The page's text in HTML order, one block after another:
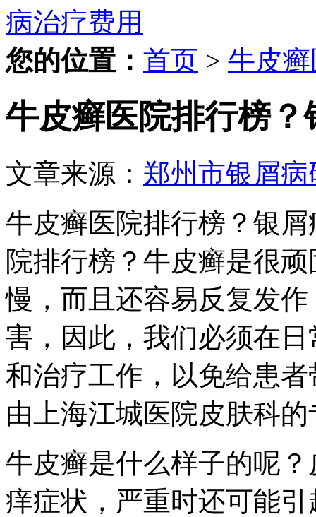
病治疗费用
您的位置： 首页 > 牛皮
牛皮癣医院排行榜
文章来源： 郑州市银屑病
牛皮癣医院排行榜？银
院排行榜？牛皮癣是很
慢，而且还容易反复发
害，因此，我们必须在
和治疗工作，以免给患
由上海江城医院皮肤科
牛皮癣是什么样子的呢
痒症状，严重时还可能